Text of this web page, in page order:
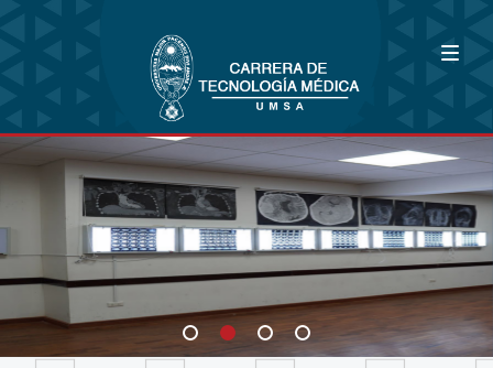
Bioimagenología
Fisioterapia y Kinesiología
Laboratorio Clínico